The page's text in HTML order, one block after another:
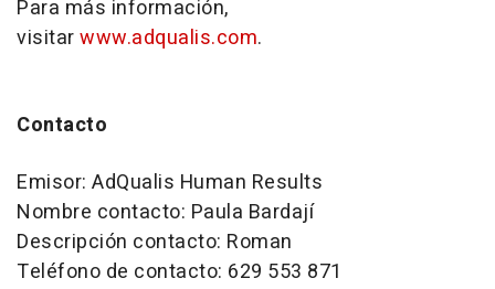
Para más información,
visitarwww.adqualis.com.
Contacto
Emisor: AdQualis Human Results
Nombre contacto: Paula Bardají
Descripción contacto: Roman
Teléfono de contacto: 629 553 871